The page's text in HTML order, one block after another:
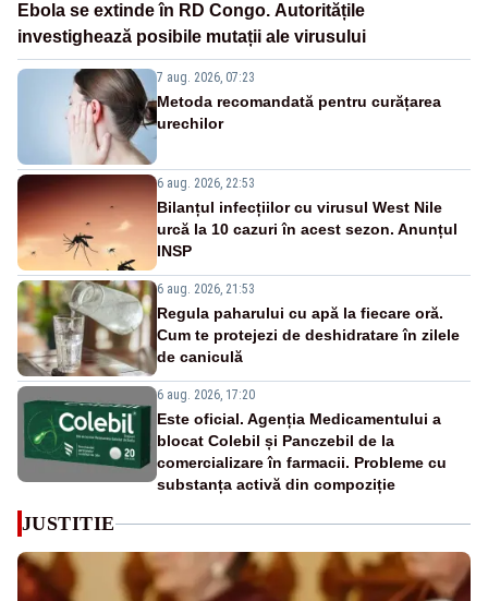
Ebola se extinde în RD Congo. Autoritățile
investighează posibile mutații ale virusului
7 aug. 2026, 07:23
Metoda recomandată pentru curățarea
urechilor
6 aug. 2026, 22:53
Bilanțul infecțiilor cu virusul West Nile
urcă la 10 cazuri în acest sezon. Anunțul
INSP
6 aug. 2026, 21:53
Regula paharului cu apă la fiecare oră.
Cum te protejezi de deshidratare în zilele
de caniculă
6 aug. 2026, 17:20
Este oficial. Agenția Medicamentului a
blocat Colebil și Panczebil de la
comercializare în farmacii. Probleme cu
substanța activă din compoziție
JUSTITIE